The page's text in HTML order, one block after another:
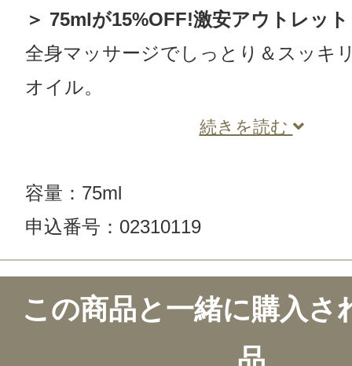
＞ 75mlが15%OFF!激安アウトレッ
全身マッサージでしっとり＆スッキ
オイル。
続きを読む
容量：75ml
申込番号：02310119
この商品のクチコミ
1件のレビュー
この商品と一緒に購入さ
品